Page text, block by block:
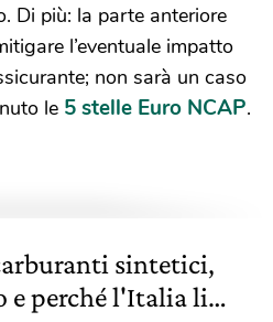
Di più: la parte anteriore
l’eventuale impatto
non sarà un caso
le 5 stelle Euro NCAP.
sintetici,
e perché l'Italia li